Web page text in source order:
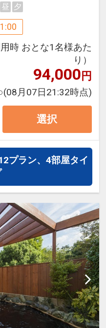
速湾岸線・浦安か
いただける客
客室
14日～2026年10
番号：DP-2-
客様向けの割安
した。
屋にございま
口より徒歩2分
4分
駅or成田駅の所要
歩20分
真っ直ぐ
ートまで
速湾岸線・浦安
(乗り換え3回)
昼 夕
用時 おとな1名様あた
り）
94,000円
(08月07日21:32時点)
選択
プラン、4部屋タイ